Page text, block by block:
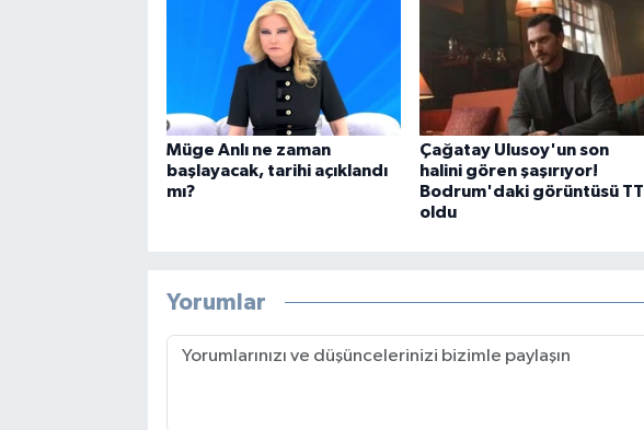
Müge Anlı ne zaman
başlayacak, tarihi açıklandı
mı?
Çağatay Ulusoy'un son
halini gören şaşırıyor!
Bodrum'daki görüntüsü TT
oldu
Yorumlar